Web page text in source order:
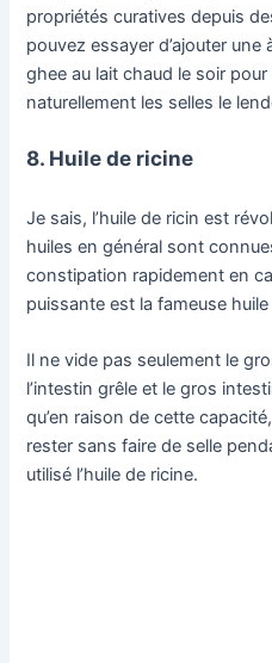
propriétés curatives depuis
pouvez essayer d’ajouter une
ghee au lait chaud le soir
naturellement les selles le
8. Huile de ricine
Je sais, l’huile de ricin est
huiles en général sont
constipation rapidement en
puissante est la fameuse
Il ne vide pas seulement le
l’intestin grêle et le gros
qu’en raison de cette
rester sans faire de selle
utilisé l’huile de ricine.